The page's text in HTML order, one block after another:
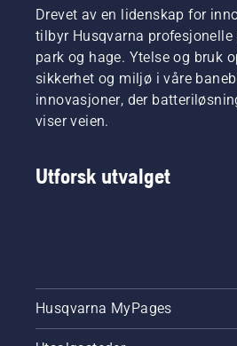
Drevet av en lidenskap for
tilbyr Husqvarna
park og hage. Ytelse og bruk
sikkerhet og miljø i våre
innovasjoner, der
viser veien.
Utforsk utvalget
Husqvarna MyPages